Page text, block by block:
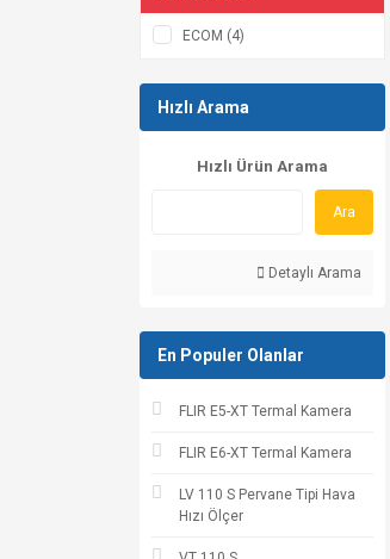
ECOM (4)
Hızlı Arama
Hızlı Ürün Arama
Ara
Detaylı Arama
En Populer Olanlar
FLIR E5-XT Termal Kamera
FLIR E6-XT Termal Kamera
LV 110 S Pervane Tipi Hava
Hızı Ölçer